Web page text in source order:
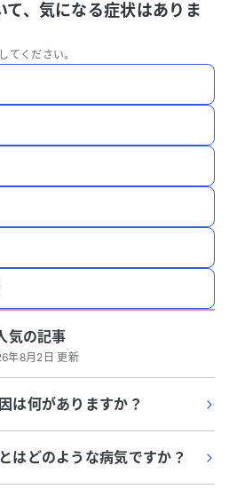
、 気になる症状はありま
てください。
気の記事
年8月2日 更新
は何がありますか？
はどのような病気ですか？